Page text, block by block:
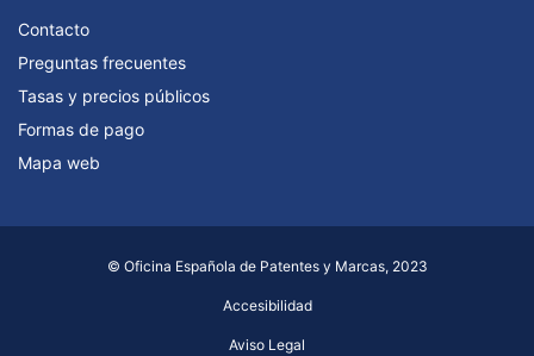
Contacto
Preguntas frecuentes
Tasas y precios públicos
Formas de pago
Mapa web
© Oficina Española de Patentes y Marcas, 2023
Accesibilidad
Aviso Legal